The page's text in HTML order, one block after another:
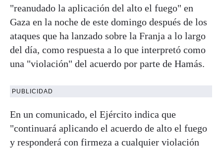
"reanudado la aplicación del alto el fuego" en
Gaza en la noche de este domingo después de los
ataques que ha lanzado sobre la Franja a lo largo
del día, como respuesta a lo que interpretó como
una "violación" del acuerdo por parte de Hamás.
PUBLICIDAD
En un comunicado, el Ejército indica que
"continuará aplicando el acuerdo de alto el fuego
y responderá con firmeza a cualquier violación